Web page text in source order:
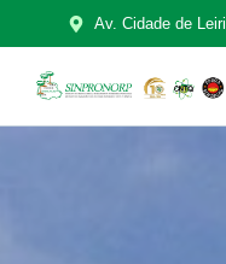
Av. Cidade de